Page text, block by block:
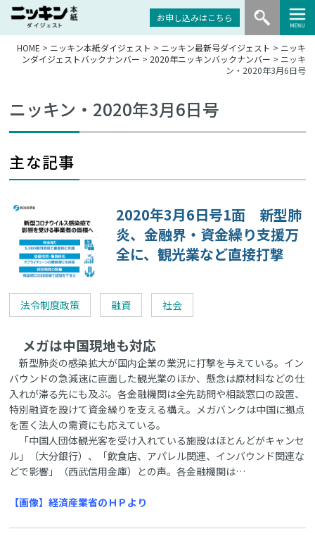
お申し込みはこちら
HOME > ニッキン本紙ダイジェスト > ニッキン最新号ダイジェスト > ニッキ
ンダイジェストバックナンバー > 2020年ニッキンバックナンバー > ニッキ
ン・2020年3月6日号
ニッキン・2020年3月6日号
主な記事
2020年3月6日号1面 新型肺
炎、金融界・資金繰り支援万
全に、観光業など直接打撃
法令制度政策 融資 社会
メガは中国現地も対応
新型肺炎の感染拡大が国内企業の業況に打撃を与えている。イン
バウンドの急減速に直面した観光業のほか、懸念は原材料などの仕
入れが滞る先にも及ぶ。各金融機関は全先訪問や相談窓口の設置、
特別融資を設けて資金繰りを支える構え。メガバンクは中国に拠点
を置く法人の需資にも応えている。
「中国人団体観光客を受け入れている施設はほとんどがキャンセ
ル」（大分銀行）、「飲食店、アパレル関連、インバウンド関連な
どで影響」（西武信用金庫）との声。各金融機関は…
【画像】経済産業省のＨＰより